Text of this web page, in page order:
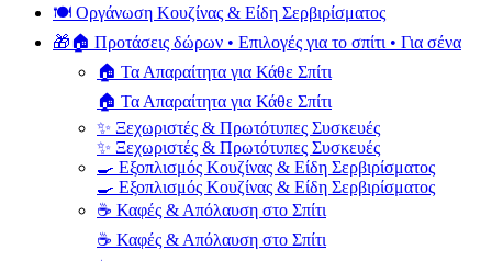
🍽️ Οργάνωση Κουζίνας & Είδη Σερβιρίσματος
🎁🏠 Προτάσεις δώρων • Επιλογές για το σπίτι • Για σένα
🏠 Τα Απαραίτητα για Κάθε Σπίτι
🏠 Τα Απαραίτητα για Κάθε Σπίτι
✨ Ξεχωριστές & Πρωτότυπες Συσκευές
✨ Ξεχωριστές & Πρωτότυπες Συσκευές
🍳 Εξοπλισμός Κουζίνας & Είδη Σερβιρίσματος
🍳 Εξοπλισμός Κουζίνας & Είδη Σερβιρίσματος
☕ Καφές & Απόλαυση στο Σπίτι
☕ Καφές & Απόλαυση στο Σπίτι